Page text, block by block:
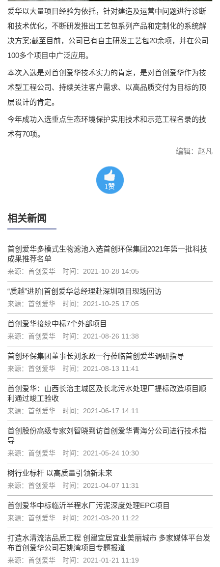
爱华以大量项目经验为依托，针对建造及运营中问题进行诊断
和技术优化，不断研发推出工艺包系列产品和定制化的系统解
决方案;截至目前，公司已有自主研发工艺包20余项，并在公司
100多个项目中广泛应用。
本次入选是对首创爱华技术实力的肯定，是对首创爱华作为技
术型工程公司、持续关注客户需求、以高品质交付为目标的顶
层设计的肯定。
今年成功入选重点生态环境保护实用技术和示范工程名录的技
术有70项。
编辑：赵凡
1赞
相关新闻
首创爱华多模式生物滤池入选首创环保集团2021年第一批科技
成果推荐名单
来源：首创爱华 时间：2021-10-28 14:05
“质越”进阶|首创爱华总经理赴深圳项目现场回访
来源：首创爱华 时间：2021-10-25 17:05
首创爱华接续中标7个外部项目
来源：首创爱华 时间：2021-08-26 11:38
首创环保集团董事长刘永政一行莅临首创爱华调研指导
来源：首创爱华 时间：2021-08-13 11:41
首创爱华：山西长治主城区及长北污水处理厂提标改造项目顺
利通过竣工验收
来源：首创爱华 时间：2021-06-17 14:11
首创股份高级专家刘智晓到访首创爱华青海分公司进行技术指
导
来源：首创爱华 时间：2021-05-24 10:30
树行业标杆 以高质量引领新未来
来源：首创爱华 时间：2021-04-07 11:31
首创爱华中标临沂半程水厂污泥深度处理EPC项目
来源：首创爱华 时间：2021-03-20 11:22
打造水清流洁品质工程 创建宜居宜业美丽城市 多家媒体平台发
布首创爱华公司石姚湾项目专题报道
来源：首创爱华 时间：2021-01-21 11:19